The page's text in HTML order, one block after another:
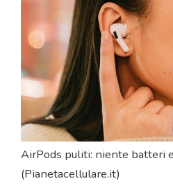
AirPods puliti: niente batteri
(Pianetacellulare.it)